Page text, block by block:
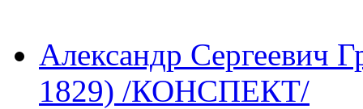
Александр Сергеевич
1829) /КОНСПЕКТ/